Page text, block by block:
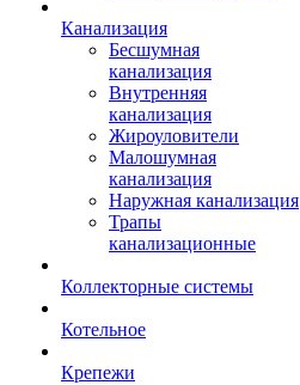
Канализация
Бесшумная
канализация
Внутренняя
канализация
Жироуловители
Малошумная
канализация
Наружная канализация
Трапы
канализационные
Коллекторные системы
Котельное
Крепежи